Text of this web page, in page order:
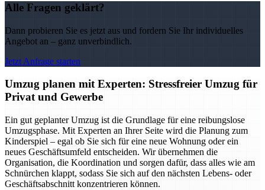
Alle Fragen geklärt?
Dann probieren Sie es jetzt aus und fordern Sie Ihr individuelles
Angebot an – ganz unverbindlich.
Jetzt Anfrage starten
Umzug planen mit Experten: Stressfreier Umzug für
Privat und Gewerbe
Ein gut geplanter Umzug ist die Grundlage für eine reibungslose
Umzugsphase. Mit Experten an Ihrer Seite wird die Planung zum
Kinderspiel – egal ob Sie sich für eine neue Wohnung oder ein
neues Geschäftsumfeld entscheiden. Wir übernehmen die
Organisation, die Koordination und sorgen dafür, dass alles wie am
Schnürchen klappt, sodass Sie sich auf den nächsten Lebens- oder
Geschäftsabschnitt konzentrieren können.